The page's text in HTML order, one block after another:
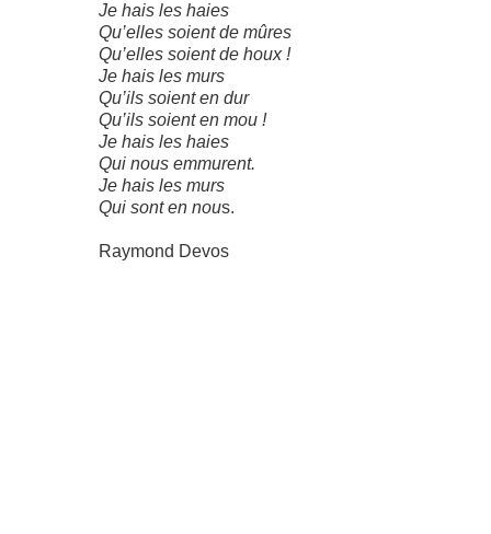
Je hais les haies
Qu’elles soient de mûres
Qu’elles soient de houx !
Je hais les murs
Qu’ils soient en dur
Qu’ils soient en mou !
Je hais les haies
Qui nous emmurent.
Je hais les murs
Qui sont en nous.
Raymond Devos